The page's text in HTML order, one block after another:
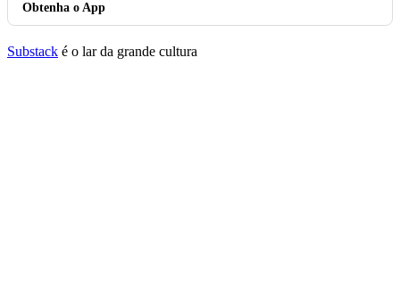
Obtenha o App
Substack é o lar da grande cultura